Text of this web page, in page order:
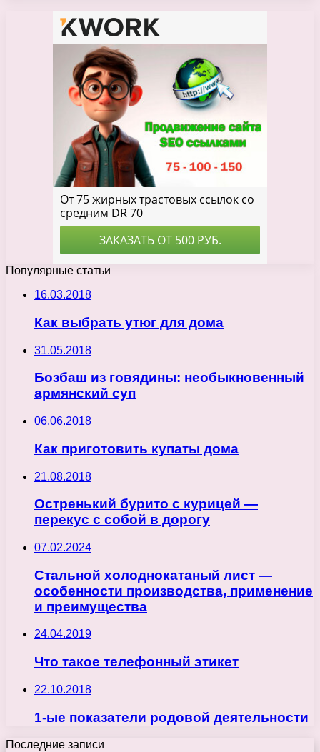
Популярные статьи
16.03.2018
Как выбрать утюг для дома
31.05.2018
Бозбаш из говядины: необыкновенный
армянский суп
06.06.2018
Как приготовить купаты дома
21.08.2018
Остренький бурито с курицей —
перекус с собой в дорогу
07.02.2024
Стальной холоднокатаный лист —
особенности производства, применение
и преимущества
24.04.2019
Что такое телефонный этикет
22.10.2018
1-ые показатели родовой деятельности
Последние записи